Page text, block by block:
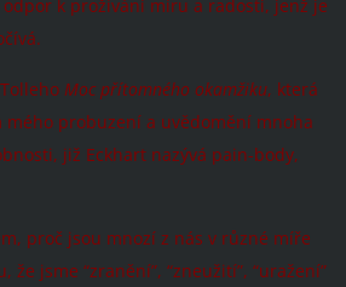
k prožívání míru a radosti, jenž je
Moc přítomného okamžiku, která
mého probuzení a uvědomění mnoha
již Eckhart nazývá pain-body,
proč jsou mnozí z nás v různé míře
že jsme “zranění”, “zneužití”, “uražení”